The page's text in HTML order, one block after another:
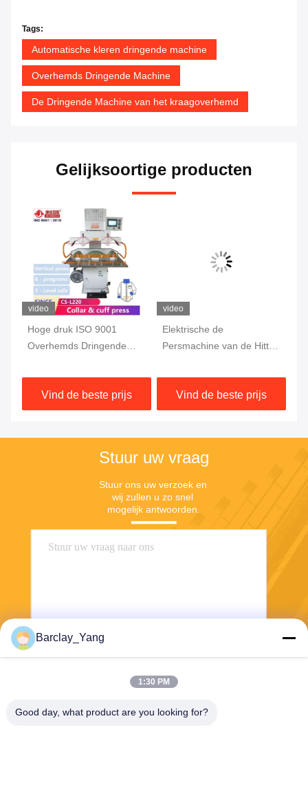
Tags:
Automatische kleren dringende machine
Overhemds Dringende Machine
De Dringende Machine van het kraagoverhemd
Gelijksoortige producten
video
Hoge druk ISO 9001
Overhemds Dringende
Vind de beste prijs
video
Elektrische de
Persmachine van de Hitte
Watts
Vind de beste prijs
Stuur uw vraag
Stuur ons uw verzoek en
wij zullen u zo snel
mogelijk antwoorden.
Barclay_Yang
1:30 PM
Good day, what product are you looking for?